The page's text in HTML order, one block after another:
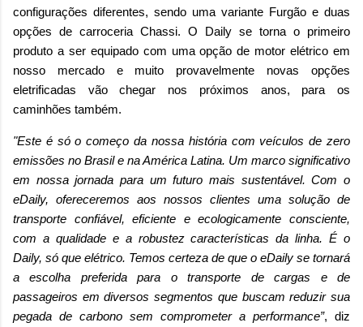
configurações diferentes, sendo uma variante Furgão e duas
opções de carroceria Chassi. O Daily se torna o primeiro
produto a ser equipado com uma opção de motor elétrico em
nosso mercado e muito provavelmente novas opções
eletrificadas vão chegar nos próximos anos, para os
caminhões também.
"Este é só o começo da nossa história com veículos de zero
emissões no Brasil e na América Latina. Um marco significativo
em nossa jornada para um futuro mais sustentável. Com o
eDaily, ofereceremos aos nossos clientes uma solução de
transporte confiável, eficiente e ecologicamente consciente,
com a qualidade e a robustez características da linha. É o
Daily, só que elétrico. Temos certeza de que o eDaily se tornará
a escolha preferida para o transporte de cargas e de
passageiros em diversos segmentos que buscam reduzir sua
pegada de carbono sem comprometer a performance”, diz